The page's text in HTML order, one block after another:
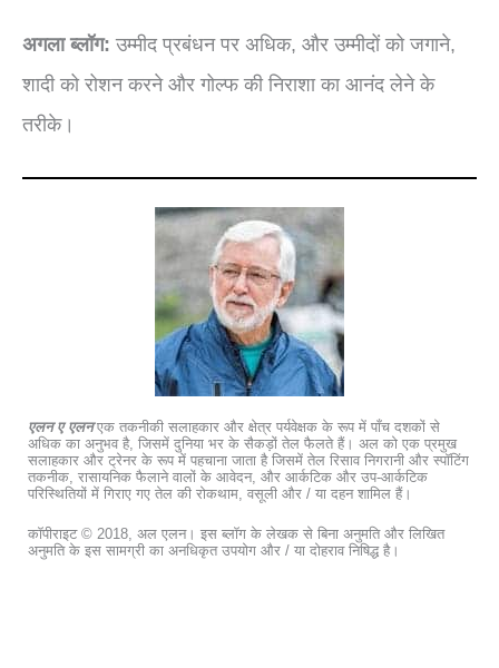
अगला ब्लॉग: उम्मीद प्रबंधन पर अधिक, और उम्मीदों को जगाने,
शादी को रोशन करने और गोल्फ की निराशा का आनंद लेने के
तरीके।
एलन ए एलनएक तकनीकी सलाहकार और क्षेत्र पर्यवेक्षक के रूप में पाँच दशकों से
अधिक का अनुभव है, जिसमें दुनिया भर के सैकड़ों तेल फैलते हैं। अल को एक प्रमुख
सलाहकार और ट्रेनर के रूप में पहचाना जाता है जिसमें तेल रिसाव निगरानी और स्पॉटिंग
तकनीक, रासायनिक फैलाने वालों के आवेदन, और आर्कटिक और उप-आर्कटिक
परिस्थितियों में गिराए गए तेल की रोकथाम, वसूली और / या दहन शामिल हैं।
कॉपीराइट © 2018, अल एलन। इस ब्लॉग के लेखक से बिना अनुमति और लिखित
अनुमति के इस सामग्री का अनधिकृत उपयोग और / या दोहराव निषिद्ध है।